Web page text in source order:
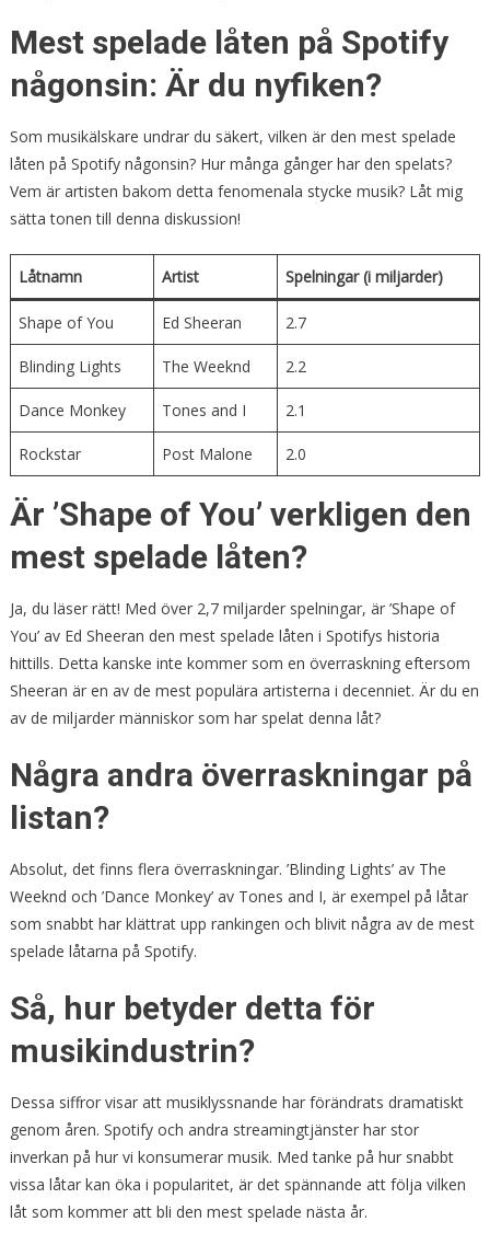
Mest spelade låten på Spotify
någonsin: Är du nyfiken?
Som musikälskare undrar du säkert, vilken är den mest spelade
låten på Spotify någonsin? Hur många gånger har den spelats?
Vem är artisten bakom detta fenomenala stycke musik? Låt mig
sätta tonen till denna diskussion!
Låtnamn Artist Spelningar (i miljarder)
Shape of You Ed Sheeran 2.7
Blinding Lights The Weeknd 2.2
Dance Monkey Tones and I 2.1
Rockstar Post Malone 2.0
Är ’Shape of You’ verkligen den
mest spelade låten?
Ja, du läser rätt! Med över 2,7 miljarder spelningar, är ’Shape of
You’ av Ed Sheeran den mest spelade låten i Spotifys historia
hittills. Detta kanske inte kommer som en överraskning eftersom
Sheeran är en av de mest populära artisterna i decenniet. Är du en
av de miljarder människor som har spelat denna låt?
Några andra överraskningar på
listan?
Absolut, det finns flera överraskningar. ’Blinding Lights’ av The
Weeknd och ’Dance Monkey’ av Tones and I, är exempel på låtar
som snabbt har klättrat upp rankingen och blivit några av de mest
spelade låtarna på Spotify.
Så, hur betyder detta för
musikindustrin?
Dessa siffror visar att musiklyssnande har förändrats dramatiskt
genom åren. Spotify och andra streamingtjänster har stor
inverkan på hur vi konsumerar musik. Med tanke på hur snabbt
vissa låtar kan öka i popularitet, är det spännande att följa vilken
låt som kommer att bli den mest spelade nästa år.